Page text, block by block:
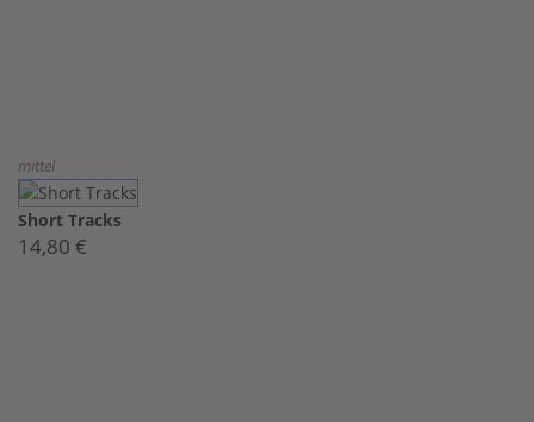
mittel
Short Tracks
14,80 €